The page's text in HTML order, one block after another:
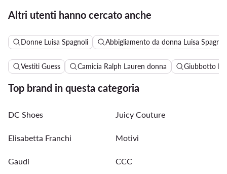
Altri utenti hanno cercato anche
Donne Luisa Spagnoli Abbigliamento da donna Luisa Spagnoli
Vestiti Guess Camicia Ralph Lauren donna Giubbotto
Top brand in questa categoria
DC Shoes Juicy Couture
Elisabetta Franchi Motivi
Gaudi CCC